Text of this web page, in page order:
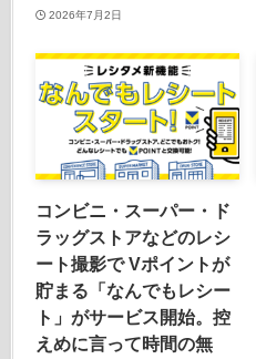
2026年7月2日
コンビニ・スーパー・ド
ラッグストアなどのレシ
ート撮影で Vポイントが
貯まる「なんでもレシー
ト」がサービス開始。控
えめに言って時間の無